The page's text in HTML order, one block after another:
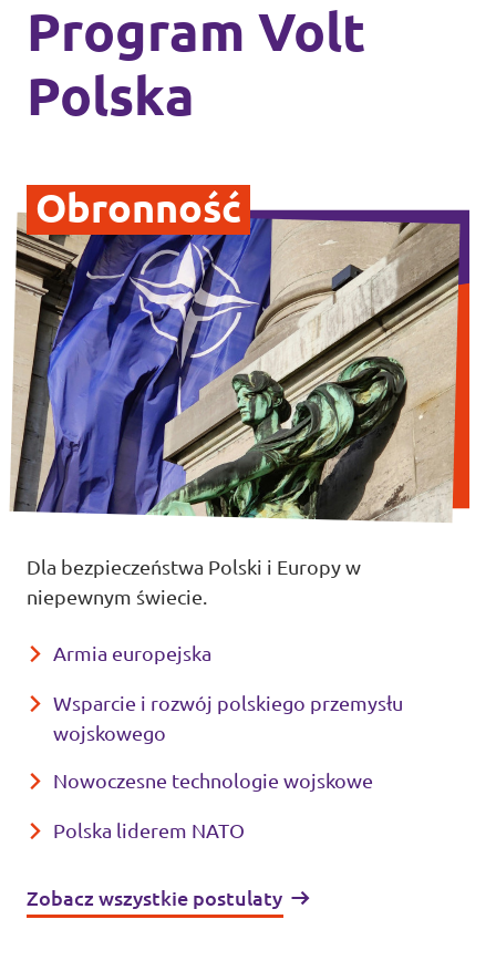
Program Volt
Polska
Obronność
Dla bezpieczeństwa Polski i Europy w
niepewnym świecie.
Armia europejska
Wsparcie i rozwój polskiego przemysłu
wojskowego
Nowoczesne technologie wojskowe
Polska liderem NATO
Zobacz wszystkie postulaty